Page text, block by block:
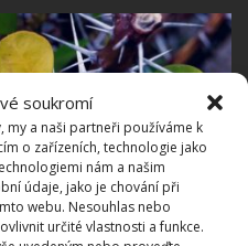
soukromí
my a naši partneři používáme k
o zařízeních, technologie jako
nám a našim
údaje, jako je chování při
webu. Nesouhlas nebo
určité vlastnosti a funkce.